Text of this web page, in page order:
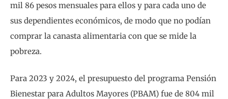
mil 86 pesos mensuales para ellos y para cada uno de
sus dependientes económicos, de modo que no podían
comprar la canasta alimentaria con que se mide la
pobreza.
Para 2023 y 2024, el presupuesto del programa Pensión
Bienestar para Adultos Mayores (PBAM) fue de 804 mil